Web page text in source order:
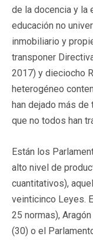
de la docencia y la
educación no
inmobiliario y
transponer
2017) y dieciocho
heterogéneo
han dejado más
que no todos han
Están los
alto nivel de
cuantitativos),
veinticinco Leyes.
25 normas),
(30) o el